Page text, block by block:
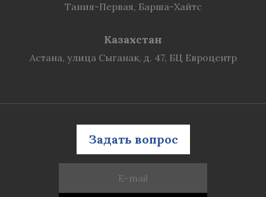
Тания-Первая, Барша-Хайтс
Казахстан
Астана, улица Сыганак, д. 47, БЦ Евроцентр
Задать вопрос